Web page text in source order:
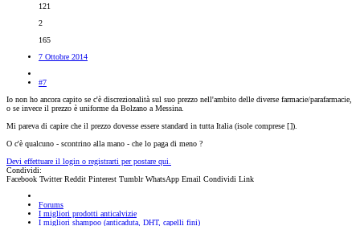
121
2
165
7 Ottobre 2014
#7
Io non ho ancora capito se c'è discrezionalità sul suo prezzo nell'ambito delle diverse farmacie/parafarmacie,
o se invece il prezzo è uniforme da Bolzano a Messina.
Mi pareva di capire che il prezzo dovesse essere standard in tutta Italia (isole comprese []).
O c'è qualcuno - scontrino alla mano - che lo paga di meno ?
Devi effettuare il login o registrarti per postare qui.
Condividi:
Facebook Twitter Reddit Pinterest Tumblr WhatsApp Email Condividi Link
Forums
I migliori prodotti anticalvizie
I migliori shampoo (anticaduta, DHT, capelli fini)